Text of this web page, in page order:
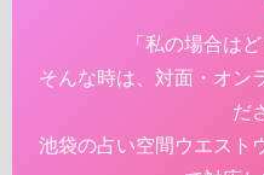
「私の場合は
そんな時は、対面・オン
だ
池袋の占い空間ウエスト